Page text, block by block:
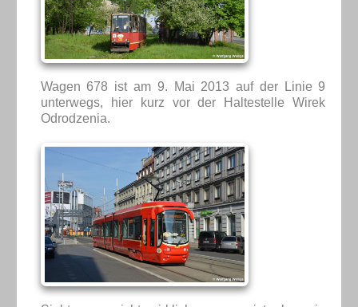
Wagen 678 ist am 9. Mai 2013 auf der Linie 9
unterwegs, hier kurz vor der Haltestelle Wirek
Odrodzenia.